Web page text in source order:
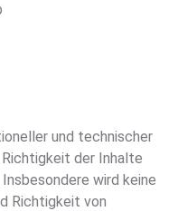
und technischer
der Inhalte
wird keine
Richtigkeit von